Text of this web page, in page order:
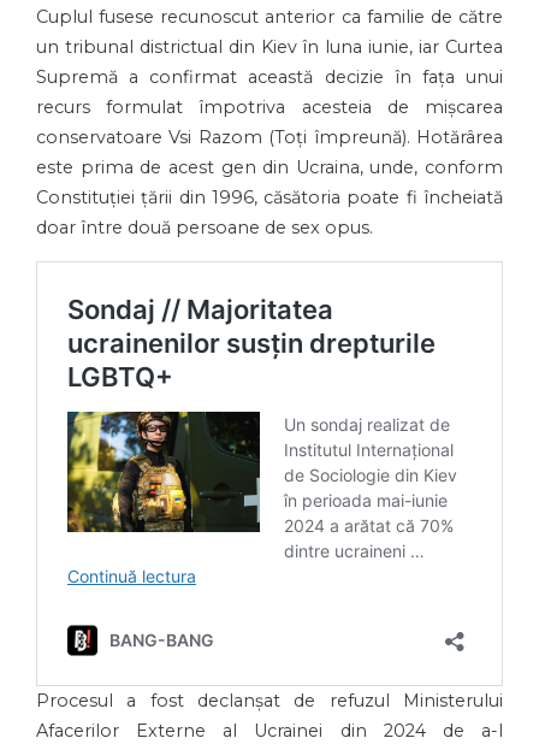
Cuplul fusese recunoscut anterior ca familie de către
un tribunal districtual din Kiev în luna iunie, iar Curtea
Supremă a confirmat această decizie în fața unui
recurs formulat împotriva acesteia de mișcarea
conservatoare Vsi Razom (Toți împreună). Hotărârea
este prima de acest gen din Ucraina, unde, conform
Constituției țării din 1996, căsătoria poate fi încheiată
doar între două persoane de sex opus.
Procesul a fost declanșat de refuzul Ministerului
Afacerilor Externe al Ucrainei din 2024 de a-l